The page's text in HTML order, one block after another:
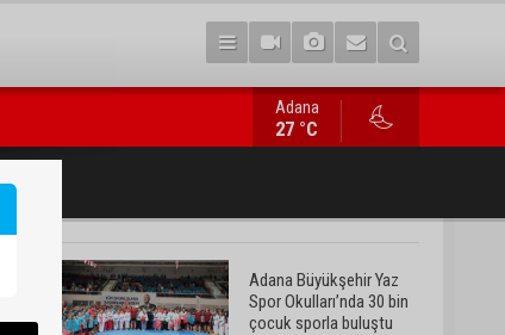
Beşiktaş dosyasında iki tahliye: Özcan Zenger ve Utku Caner
Adana
27 °C
Adana Büyükşehir Yaz
Spor Okulları’nda 30 bin
çocuk sporla buluştu